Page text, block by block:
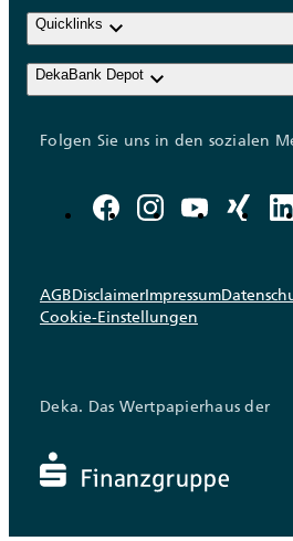
Quicklinks keyboard_arrow_down
DekaBank Depot keyboard_arrow_down
Folgen Sie uns in den sozialen
AGBDisclaimerImpressum
Cookie-Einstellungen
Deka. Das Wertpapierhaus der